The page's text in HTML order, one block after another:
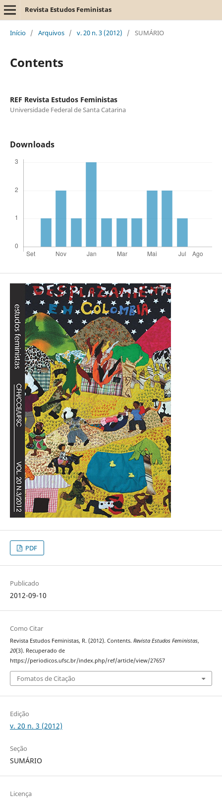
Revista Estudos Feministas
Início / Arquivos / v. 20 n. 3 (2012) / SUMÁRIO
Contents
REF Revista Estudos Feministas
Universidade Federal de Santa Catarina
Downloads
PDF
Publicado
2012-09-10
Como Citar
Revista Estudos Feministas, R. (2012). Contents. Revista Estudos Feministas,
20(3). Recuperado de
https://periodicos.ufsc.br/index.php/ref/article/view/27657
Fomatos de Citação
Edição
v. 20 n. 3 (2012)
Seção
SUMÁRIO
Licença